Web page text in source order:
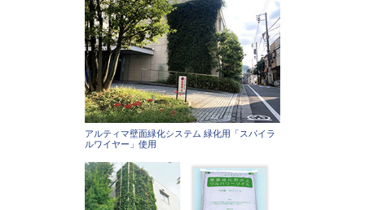
アルティマ壁面緑化システム 緑化用「スパイラ
ルワイヤー」使用